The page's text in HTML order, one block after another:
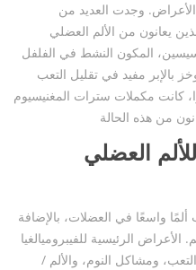
الأعراض. وجدت العديد من
يعانون من الألم العضلي
المكون النشط في الفلفل
بالإبر مفيد في تقليل التعب
كانت مكملات سترات المغنيسيوم
العضلي
واسعًا في العضلات، بالإضافة
الرئيسية للفيبروميالغيا
ومشاكل النوم، والألم /